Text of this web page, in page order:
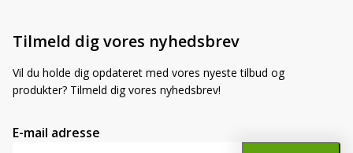
Tilmeld dig vores nyhedsbrev
Vil du holde dig opdateret med vores nyeste tilbud og
produkter? Tilmeld dig vores nyhedsbrev!
E-mail adresse